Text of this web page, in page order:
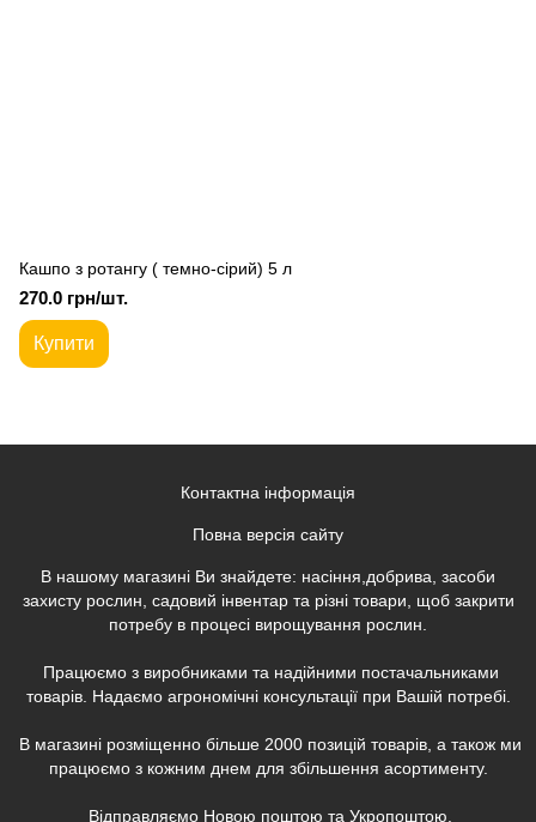
Кашпо з ротангу ( темно-сірий) 5 л
270.0 грн/шт.
Купити
Контактна інформація
Повна версія сайту
В нашому магазині Ви знайдете: насіння,добрива, засоби
захисту рослин, садовий інвентар та різні товари, щоб закрити
потребу в процесі вирощування рослин.
Працюємо з виробниками та надійними постачальниками
товарів. Надаємо агрономічні консультації при Вашій потребі.
В магазині розміщенно більше 2000 позицій товарів, а також ми
працюємо з кожним днем для збільшення асортименту.
Відправляємо Новою поштою та Укропоштою.